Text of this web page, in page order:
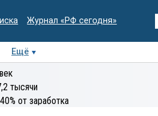
Журнал «РФ сегодня»
Ещё
тысячи
от заработка